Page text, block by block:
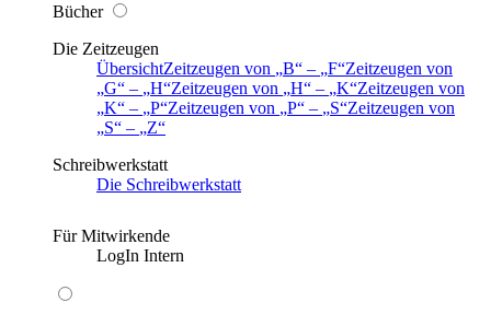
Bücher
Die Zeitzeugen
ÜbersichtZeitzeugen von B – F Zeitzeugen von
G
– H Zeitzeugen von H – K Zeitzeugen von
K
– P Zeitzeugen von P – S Zeitzeugen von
S
–
Z
Schreibwerkstatt
Die Schreibwerkstatt
Für Mitwirkende
LogIn Intern